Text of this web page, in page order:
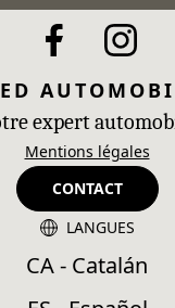
expert
Mentions légales
CONTACT
LANGUES
CA - Catalán